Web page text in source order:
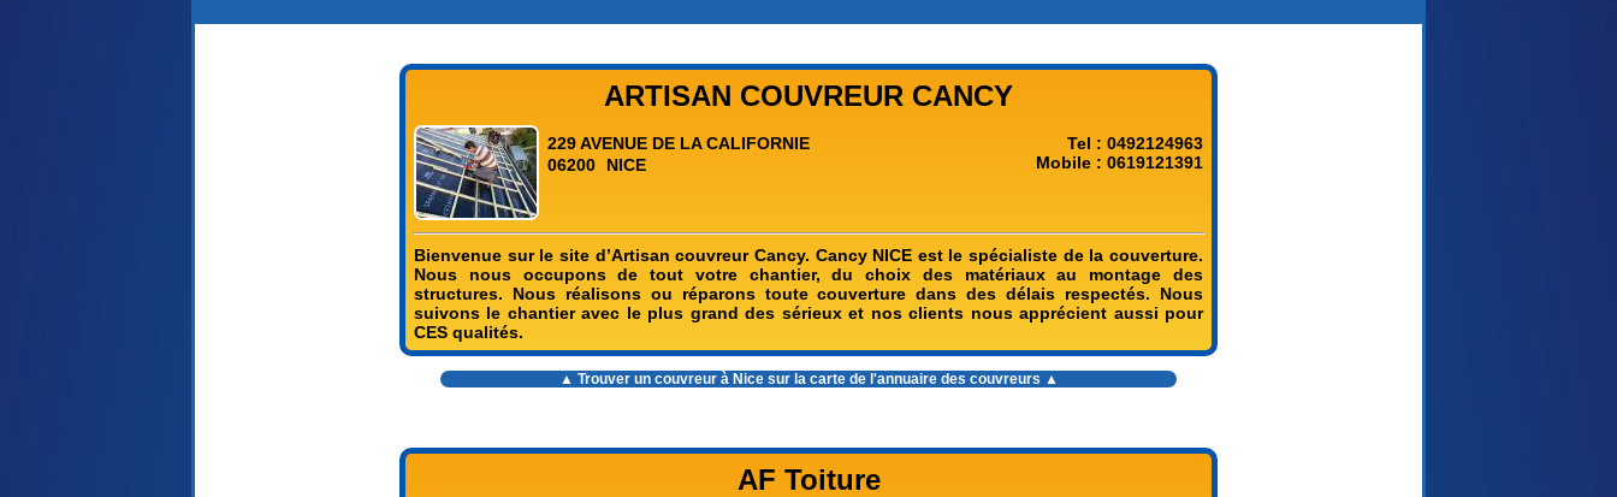
ARTISAN COUVREUR CANCY
229 AVENUE DE LA CALIFORNIE
06200
NICE
Tel : 0492124963
Mobile : 0619121391
Bienvenue sur le site d’Artisan couvreur Cancy. Cancy NICE est le spécialiste de la couverture.
Nous nous occupons de tout votre chantier, du choix des matériaux au montage des
structures. Nous réalisons ou réparons toute couverture dans des délais respectés. Nous
suivons le chantier avec le plus grand des sérieux et nos clients nous apprécient aussi pour
CES qualités.
▲ Trouver un couvreur à Nicesur la carte de l'annuaire des couvreurs ▲
AF Toiture